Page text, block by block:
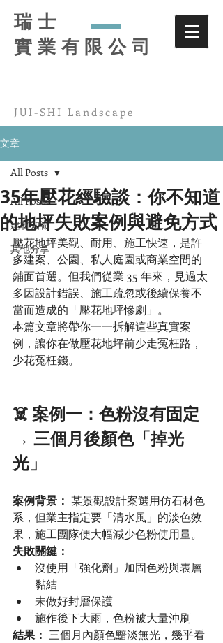
瑞士
實業有限公司
JUI-SHI Landscape
文章
All Posts
建材知識
其他分享
All Posts
35年壓花經驗談：你不知道
的地坪失敗案例與避免方式
壓花地坪美觀、耐用、施工快速，是許
多建案、公園、私人庭園或商業空間的
鋪面首選。但我們從業 35 年來，見過太
多因設計錯誤、施工疏忽或後續保養不
當而造成的「壓花地坪慘劇」。
本篇文章將帶你一一拆解這些真實案
例，讓你在做壓花地坪前少走冤枉路，
少花冤枉錢。
☠️ 案例一：色粉沒有固定
→ 三個月後顏色「掉光
光」
案例背景： 某景觀設計案選用仿石材色
系，但業主指定要「清水風」的淡色效
果，施工團隊便大幅減少色粉使用量。
失敗關鍵：
沒使用「強化劑」加固色粉與表層
黏結
未做好封層保護
施作後下大雨，色粉被大量沖刷
結果： 三個月內顏色黯淡無光，幾乎看